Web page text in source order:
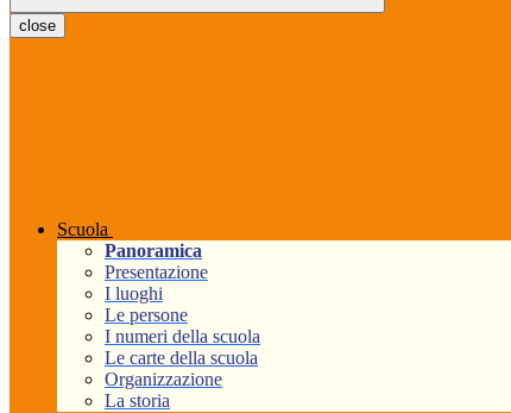
close
Scuola
Panoramica
Presentazione
I luoghi
Le persone
I numeri della scuola
Le carte della scuola
Organizzazione
La storia